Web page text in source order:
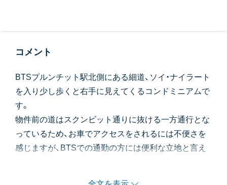
コメント
BTSプルンチット駅北側にある細道、ソイ・ナイラート
を入り少し歩くと右手に見えてくるコンドミニアムで
す。
物件前の道はスクンビット通りに抜ける一方通行とな
っているため、お車でアクセスをされるには不便さを
感じますが、BTSでの通勤の方には便利な立地と言え